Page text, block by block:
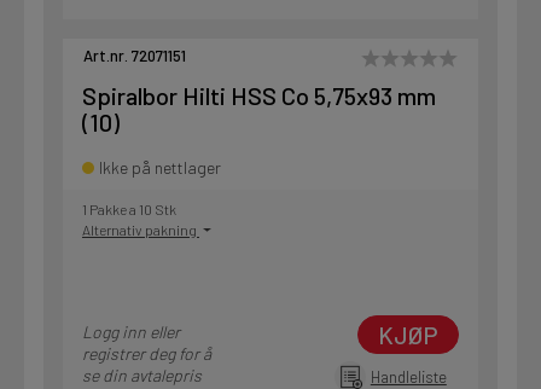
Art.nr. 72071151
Spiralbor Hilti HSS Co 5,75x93 mm
(10)
Ikke på nettlager
1 Pakke a 10 Stk
Alternativ pakning
Logg inn eller
registrer deg for å
se din avtalepris
KJØP
Handleliste